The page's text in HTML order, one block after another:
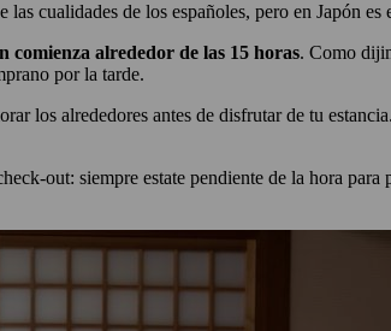
cualidades de los españoles, pero en Japón
comienza alrededor de las 15 horas. Como
por la tarde.
los alrededores antes de disfrutar de tu
out: siempre estate pendiente de la hora para